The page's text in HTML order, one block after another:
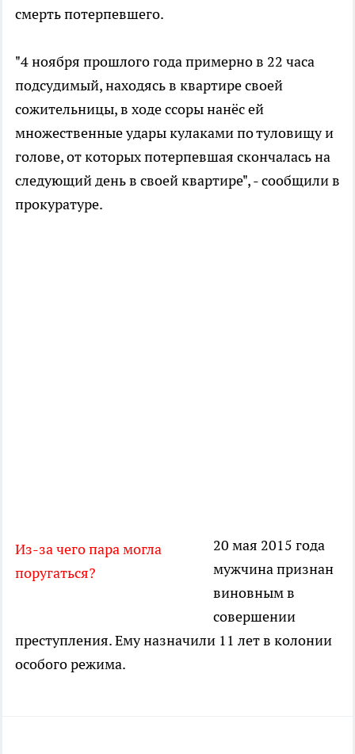
смерть потерпевшего.
"4 ноября прошлого года примерно в 22 часа
подсудимый, находясь в квартире своей
сожительницы, в ходе ссоры нанёс ей
множественные удары кулаками по туловищу и
голове, от которых потерпевшая скончалась на
следующий день в своей квартире", - сообщили в
прокуратуре.
Из-за чего пара могла
поругаться?
20 мая 2015 года
мужчина признан
виновным в
совершении
преступления. Ему назначили 11 лет в колонии
особого режима.